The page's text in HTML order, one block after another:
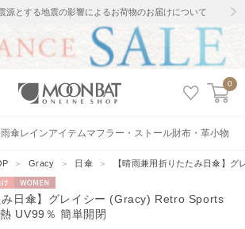
源とする地震の影響によるお荷物のお届けについて
0
雨傘レインアイテムマフラー・ストール財布・革小物
＞Gracy ＞ 日傘 ＞ 【晴雨兼用折りたたみ日傘】
WOMEN
み日傘】グレイシー (Gracy) Retro Sports
UV99％ 簡単開閉